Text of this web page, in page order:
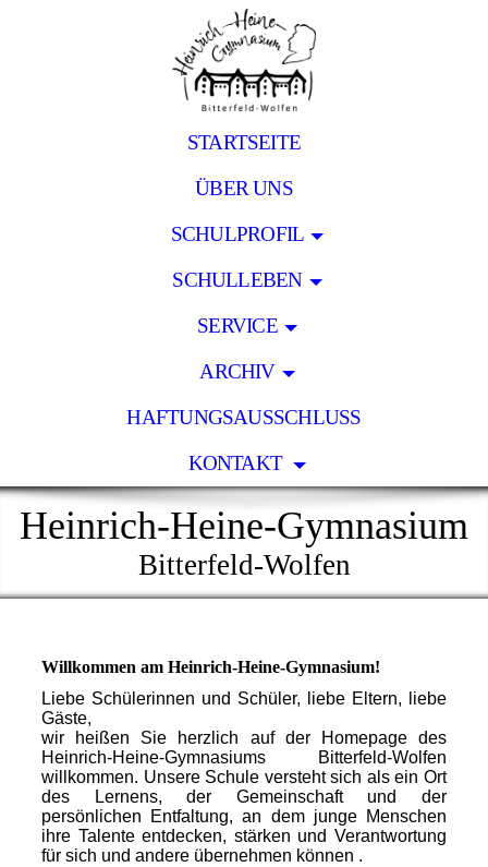
STARTSEITE
ÜBER UNS
SCHULPROFIL
SCHULLEBEN
SERVICE
ARCHIV
HAFTUNGSAUSSCHLUSS
KONTAKT
Heinrich-Heine-Gymnasium
Bitterfeld-Wolfen
Willkommen am Heinrich-Heine-Gymnasium!
Liebe Schülerinnen und Schüler, liebe Eltern, liebe
Gäste,
wir heißen Sie herzlich auf der Homepage des
Heinrich-Heine-Gymnasiums Bitterfeld-Wolfen
willkommen. Unsere Schule versteht sich als ein Ort
des Lernens, der Gemeinschaft und der
persönlichen Entfaltung, an dem junge Menschen
ihre Talente entdecken, stärken und Verantwortung
für sich und andere übernehmen können .